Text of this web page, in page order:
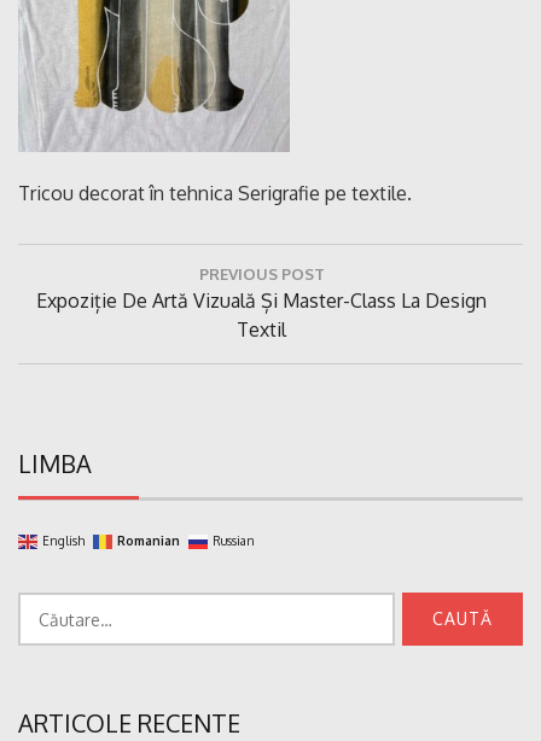
Tricou decorat în tehnica Serigrafie pe textile.
articole
PREVIOUS POST
Previous
Expoziție De Artă Vizuală Și Master-Class La Design
Textil
LIMBA
English Romanian Russian
ARTICOLE RECENTE